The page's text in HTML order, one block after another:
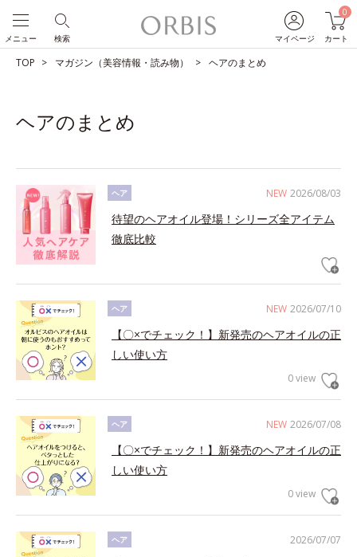
マイページ
0
カート
検索
メニュー
TOP マガジン（美容情報・読み物） ヘアのまとめ
ヘアのまとめ
NEW 2026/08/03
ヘア
待望のヘアオイル登場！シリーズ全アイテム
徹底比較
NEW 2026/07/10
ヘア
【〇×でチェック！】新発売のヘアオイルの正
しい使い方
0 view
NEW 2026/07/08
ヘア
【〇×でチェック！】新発売のヘアオイルの正
しい使い方
0 view
2026/07/07
ヘア